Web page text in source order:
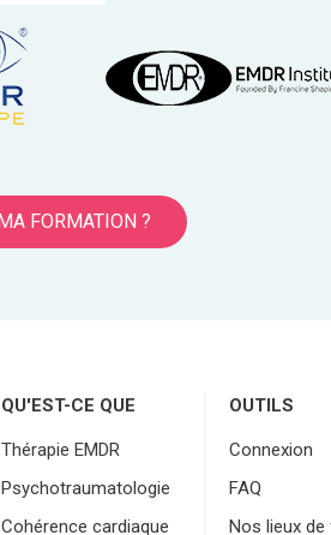
FORMATION ?
QU'EST-CE QUE
Thérapie EMDR
Psychotraumatologie
Cohérence cardiaque
OUTILS
Connexion
FAQ
Nos lieux